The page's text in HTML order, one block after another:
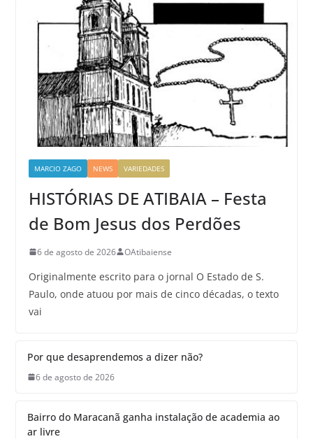
MARCIO ZAGO NEWS VARIEDADES
HISTÓRIAS DE ATIBAIA – Festa
de Bom Jesus dos Perdões
6 de agosto de 2026 OAtibaiense
Originalmente escrito para o jornal O Estado de S.
Paulo, onde atuou por mais de cinco décadas, o texto
vai
Por que desaprendemos a dizer não?
6 de agosto de 2026
Bairro do Maracanã ganha instalação de academia ao
ar livre